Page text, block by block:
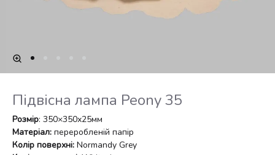
Підвісна лампа Peony 35
Розмір: 350×350х25мм
Матеріал: переробленій папір
Колір поверхні: Normandy Grey